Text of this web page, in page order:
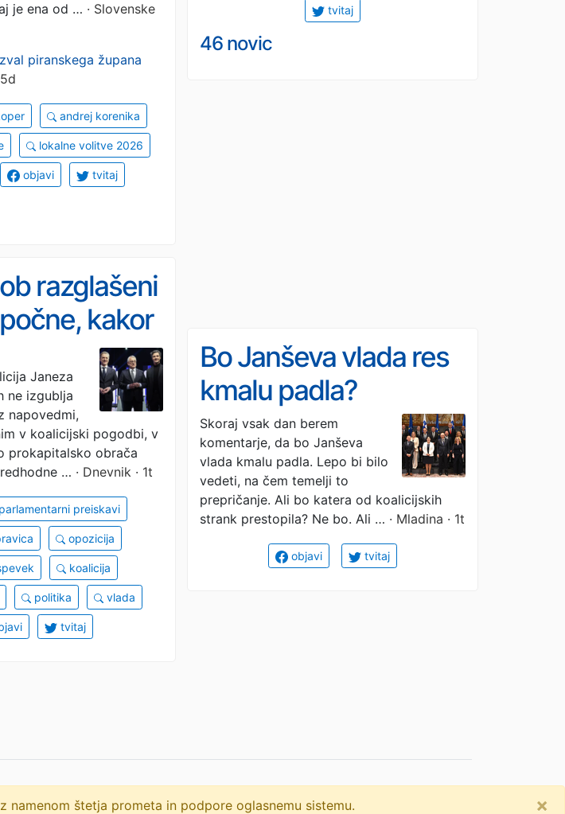
tvitaj
46 novic
je ena od … · Slovenske
piranskega župana
andrej korenika
lokalne volitve 2026
objavi tvitaj
razglašeni
kakor
Janeza
ne izgublja
napovedmi,
v koalicijski pogodbi, v
prokapitalsko obrača
… · Dnevnik · 1t
preiskavi
opozicija
koalicija
politika vlada
tvitaj
Bo Janševa vlada res
kmalu padla?
Skoraj vsak dan berem
komentarje, da bo Janševa
vlada kmalu padla. Lepo bi bilo
vedeti, na čem temelji to
prepričanje. Ali bo katera od koalicijskih
strank prestopila? Ne bo. Ali … · Mladina · 1t
objavi tvitaj
štetja prometa in podpore oglasnemu sistemu. ×